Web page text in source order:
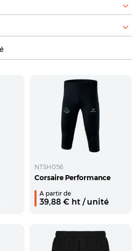
NTSH056
Corsaire Performance
A partir de
39,88 € ht / unité